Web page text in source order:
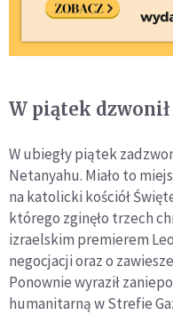
W piątek
W ubiegły piątek
Netanyahu. Miało to
na katolicki kościół
którego zginęło trzech
izraelskim premierem
negocjacji oraz o
Ponownie wyraził
humanitarną w Strefie